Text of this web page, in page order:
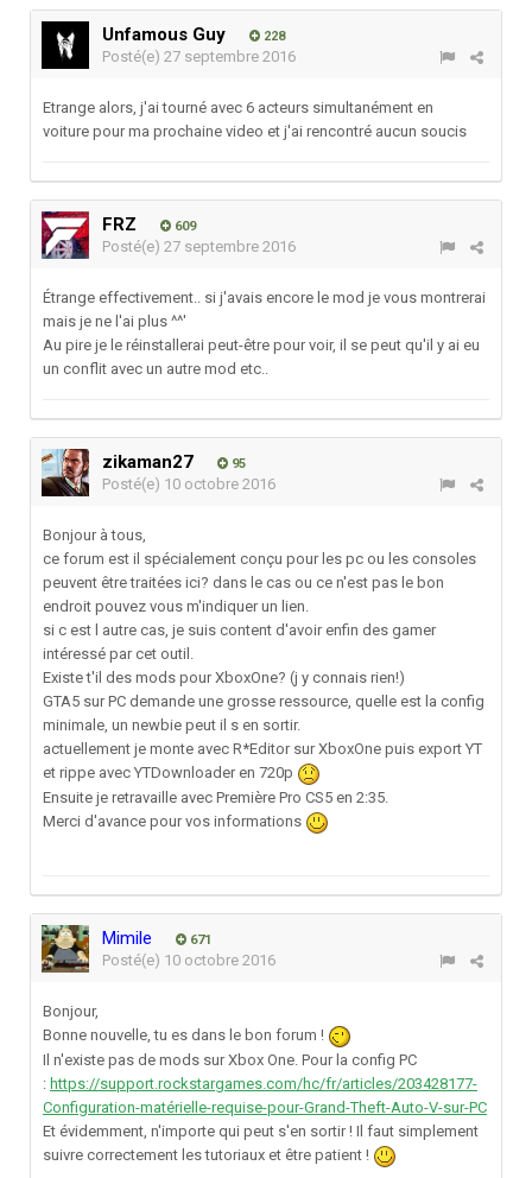
Unfamous Guy 228
Posté(e) 27 septembre 2016
Etrange alors, j'ai tourné avec 6 acteurs simultanément en
voiture pour ma prochaine video et j'ai rencontré aucun soucis
FRZ 609
Posté(e) 27 septembre 2016
Étrange effectivement.. si j'avais encore le mod je vous montrerai
mais je ne l'ai plus ^^'
Au pire je le réinstallerai peut-être pour voir, il se peut qu'il y ai eu
un conflit avec un autre mod etc..
zikaman27 95
Posté(e) 10 octobre 2016
Bonjour à tous,
ce forum est il spécialement conçu pour les pc ou les consoles
peuvent être traitées ici? dans le cas ou ce n'est pas le bon
endroit pouvez vous m'indiquer un lien.
si c est l autre cas, je suis content d'avoir enfin des gamer
intéressé par cet outil.
Existe t'il des mods pour XboxOne? (j y connais rien!)
GTA5 sur PC demande une grosse ressource, quelle est la config
minimale, un newbie peut il s en sortir.
actuellement je monte avec R*Editor sur XboxOne puis export YT
et rippe avec YTDownloader en 720p
Ensuite je retravaille avec Première Pro CS5 en 2:35.
Merci d'avance pour vos informations
Mimile 671
Posté(e) 10 octobre 2016
Bonjour,
Bonne nouvelle, tu es dans le bon forum !
Il n'existe pas de mods sur Xbox One. Pour la config PC
: https://support.rockstargames.com/hc/fr/articles/203428177-
Configuration-matérielle-requise-pour-Grand-Theft-Auto-V-sur-PC
Et évidemment, n'importe qui peut s'en sortir ! Il faut simplement
suivre correctement les tutoriaux et être patient !